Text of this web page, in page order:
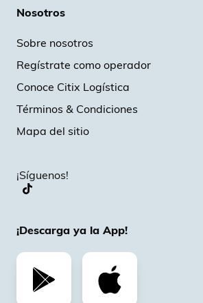
Nosotros
Sobre nosotros
Regístrate como operador
Conoce Citix Logística
Términos & Condiciones
Mapa del sitio
¡Síguenos!
¡Descarga ya la App!